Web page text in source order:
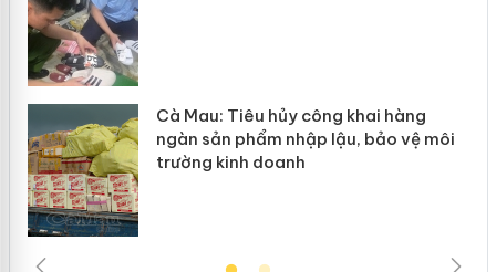
Cà Mau: Tiêu hủy công khai hàng
ngàn sản phẩm nhập lậu, bảo vệ môi
trường kinh doanh